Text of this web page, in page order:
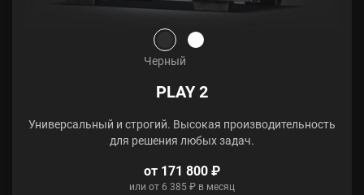
Черный
PLAY 2
Универсальный и строгий. Высокая производительность
для решения любых задач.
от 171 800 ₽
или от 6 385 ₽ в месяц